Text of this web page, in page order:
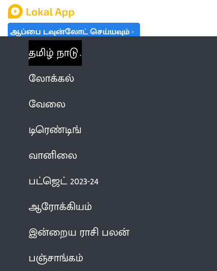
ஆப்பை டவுன்லோட் செய்யவும்
தமிழ் நாடு
லோக்கல்
வேலை
டிரெண்டிங்
வானிலை
பட்ஜெட் 2023-24
ஆரோக்கியம்
இன்றைய ராசி பலன்
பஞ்சாங்கம்